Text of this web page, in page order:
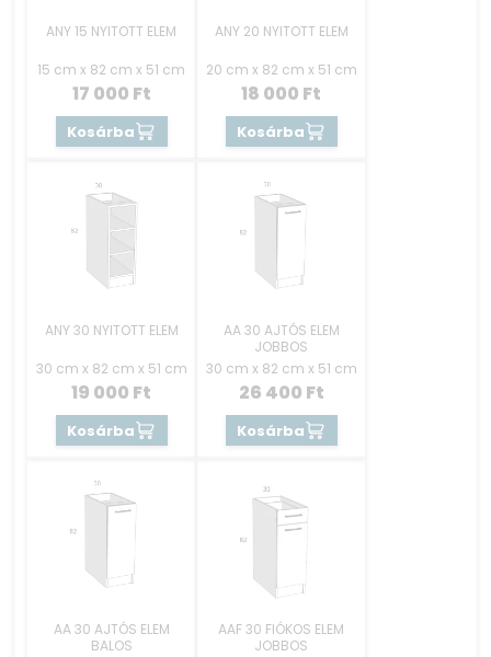
ANY 15 NYITOTT ELEM
15 cm x 82 cm x 51 cm
17 000 Ft
Kosárba
ANY 20 NYITOTT ELEM
20 cm x 82 cm x 51 cm
18 000 Ft
Kosárba
ANY 30 NYITOTT ELEM
30 cm x 82 cm x 51 cm
19 000 Ft
Kosárba
AA 30 AJTÓS ELEM
JOBBOS
30 cm x 82 cm x 51 cm
26 400 Ft
Kosárba
AA 30 AJTÓS ELEM
BALOS
AAF 30 FIÓKOS ELEM
JOBBOS